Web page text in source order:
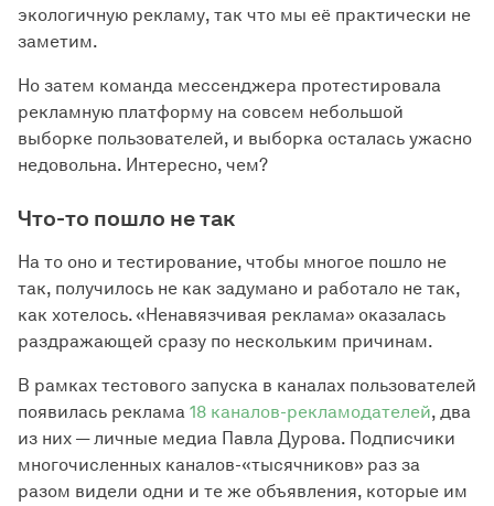
экологичную рекламу, так что мы её практически не
заметим.
Но затем команда мессенджера протестировала
рекламную платформу на совсем небольшой
выборке пользователей, и выборка осталась ужасно
недовольна. Интересно, чем?
Что-то пошло не так
На то оно и тестирование, чтобы многое пошло не
так, получилось не как задумано и работало не так,
как хотелось. «Ненавязчивая реклама» оказалась
раздражающей сразу по нескольким причинам.
В рамках тестового запуска в каналах пользователей
появилась реклама 18 каналов-рекламодателей, два
из них — личные медиа Павла Дурова. Подписчики
многочисленных каналов-«тысячников» раз за
разом видели одни и те же объявления, которые им